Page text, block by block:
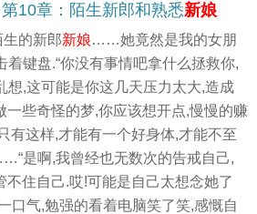
第10章：陌生新郎和熟悉新娘
的新郎新娘……她竟然是我的女朋
键盘.“你没有事情吧拿什么拯救你,
想,这可能是你这几天压力太大,造成
一些奇怪的梦,你应该想开点,慢慢的赚
有这样,才能有一个好身体,才能不至
是啊,我曾经也无数次的告戒自己,
不住自己.哎!可能是自己太想念她了
口气,勉强的看着电脑笑了笑,感慨自